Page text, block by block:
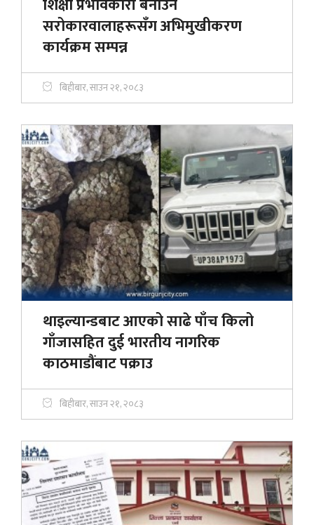
शिक्षा प्रभावकारी बनाउन
सरोकारवालाहरूसँग अभिमुखीकरण
कार्यक्रम सम्पन्न
बिहीबार, साउन २१, २०८३
थाइल्यान्डबाट आएको साढे पाँच किलो
गाँजासहित दुई भारतीय नागरिक
काठमाडौंबाट पक्राउ
बिहीबार, साउन २१, २०८३